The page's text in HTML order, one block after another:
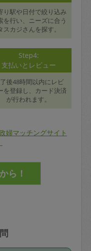
り駅や日付で絞り込み
を行い、ニーズに合う
スカジさんを探す。
Step4:
支払いとレビュー
後48時間以内にレビ
を登録し、カード決済
が行われます。
婦マッチングサイト